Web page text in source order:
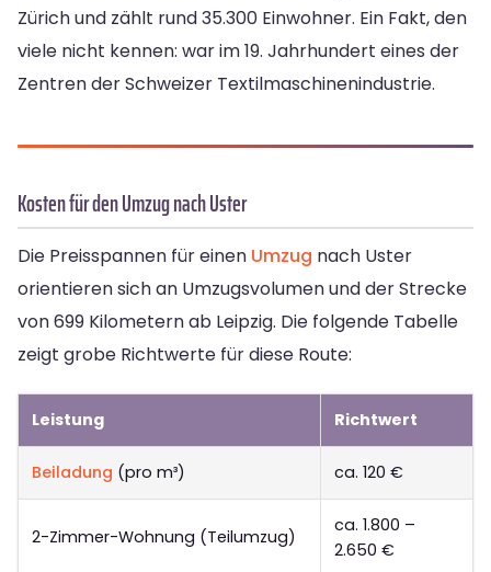
Zürich und zählt rund 35.300 Einwohner. Ein Fakt, den
viele nicht kennen: war im 19. Jahrhundert eines der
Zentren der Schweizer Textilmaschinenindustrie.
Kosten für den Umzug nach Uster
Die Preisspannen für einen Umzug nach Uster
orientieren sich an Umzugsvolumen und der Strecke
von 699 Kilometern ab Leipzig. Die folgende Tabelle
zeigt grobe Richtwerte für diese Route:
Leistung Richtwert
Beiladung (pro m³) ca. 120 €
2-Zimmer-Wohnung (Teilumzug)
ca. 1.800 –
2.650 €